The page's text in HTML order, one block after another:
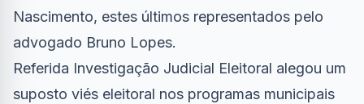
Nascimento, estes últimos representados pelo
advogado Bruno Lopes.
Referida Investigação Judicial Eleitoral alegou um
suposto viés eleitoral nos programas municipais